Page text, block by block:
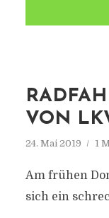
VON
24. Mai 2019 1
Am frühen
sich ein